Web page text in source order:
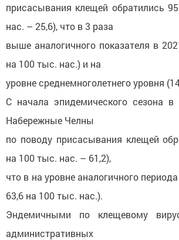
присасывания клещей обратились
нас. – 25,6), что в 3 раза
выше аналогичного показателя в
на 100 тыс. нас.) и на
уровне среднемноголетнего уровня
С начала эпидемического сезона
Набережные Челны
по поводу присасывания клещей
на 100 тыс. нас. – 61,2),
что в на уровне аналогичного
63,6 на 100 тыс. нас.).
Эндемичными по клещевому
административных